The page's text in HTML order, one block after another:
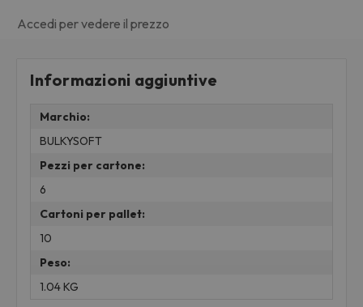
Accedi per vedere il prezzo
Informazioni aggiuntive
Marchio:
BULKYSOFT
Pezzi per cartone:
6
Cartoni per pallet:
10
Peso:
1.04 KG